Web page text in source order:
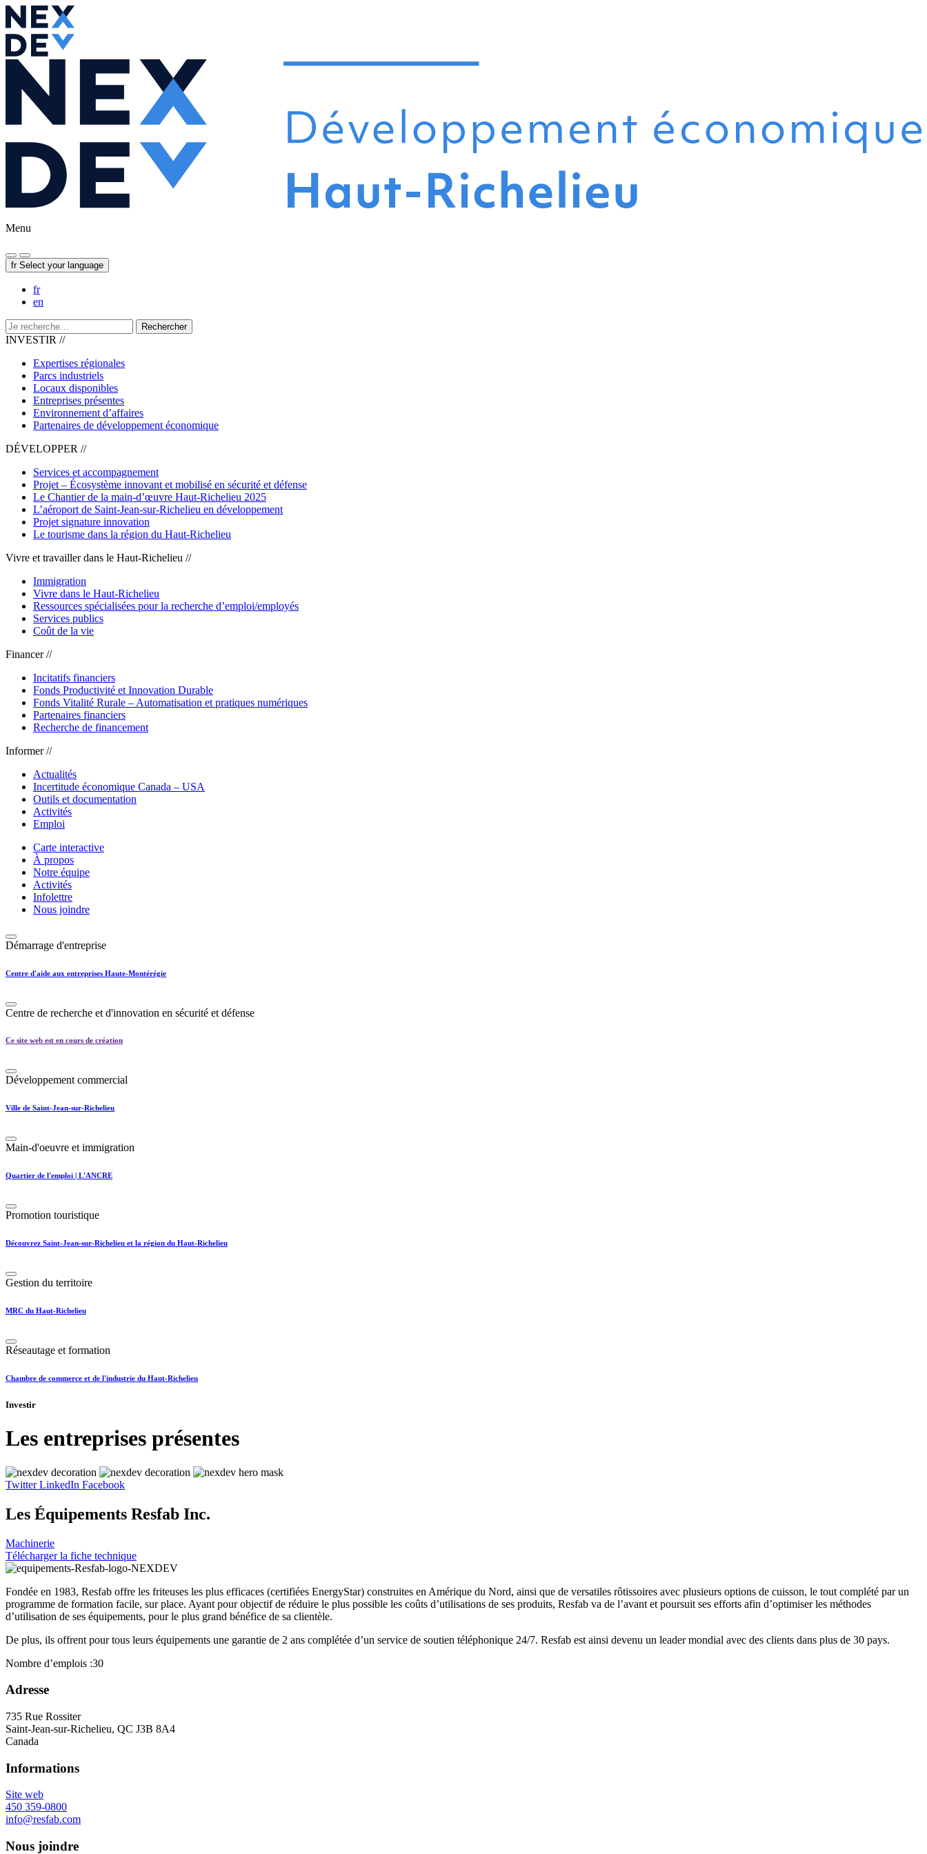
Menu
fr Select your language
fr
en
Rechercher
INVESTIR //
Expertises régionales
Parcs industriels
Locaux disponibles
Entreprises présentes
Environnement d’affaires
Partenaires de développement économique
DÉVELOPPER //
Services et accompagnement
Projet – Écosystème innovant et mobilisé en sécurité et défense
Le Chantier de la main-d’œuvre Haut-Richelieu 2025
L’aéroport de Saint-Jean-sur-Richelieu en développement
Projet signature innovation
Le tourisme dans la région du Haut-Richelieu
Vivre et travailler dans le Haut-Richelieu //
Immigration
Vivre dans le Haut-Richelieu
Ressources spécialisées pour la recherche d’emploi/employés
Services publics
Coût de la vie
Financer //
Incitatifs financiers
Fonds Productivité et Innovation Durable
Fonds Vitalité Rurale – Automatisation et pratiques numériques
Partenaires financiers
Recherche de financement
Informer //
Actualités
Incertitude économique Canada – USA
Outils et documentation
Activités
Emploi
Carte interactive
À propos
Notre équipe
Activités
Infolettre
Nous joindre
Démarrage d'entreprise
Centre d'aide aux entreprises Haute-Montérégie
Centre de recherche et d'innovation en sécurité et défense
Ce site web est en cours de création
Développement commercial
Ville de Saint-Jean-sur-Richelieu
Main-d'oeuvre et immigration
Quartier de l'emploi | L'ANCRE
Promotion touristique
Découvrez Saint-Jean-sur-Richelieu et la région du Haut-Richelieu
Gestion du territoire
MRC du Haut-Richelieu
Réseautage et formation
Chambre de commerce et de l'industrie du Haut-Richelieu
Investir
Les entreprises présentes
Twitter LinkedIn Facebook
Les Équipements Resfab Inc.
Machinerie
Télécharger la fiche technique
Fondée en 1983, Resfab offre les friteuses les plus efficaces (certifiées EnergyStar) construites en Amérique du Nord, ainsi que de versatiles rôtissoires avec plusieurs options de cuisson, le tout complété par un
programme de formation facile, sur place. Ayant pour objectif de réduire le plus possible les coûts d’utilisations de ses produits, Resfab va de l’avant et poursuit ses efforts afin d’optimiser les méthodes
d’utilisation de ses équipements, pour le plus grand bénéfice de sa clientèle.
De plus, ils offrent pour tous leurs équipements une garantie de 2 ans complétée d’un service de soutien téléphonique 24/7. Resfab est ainsi devenu un leader mondial avec des clients dans plus de 30 pays.
Nombre d’emplois :30
Adresse
735 Rue Rossiter
Saint-Jean-sur-Richelieu, QC J3B 8A4
Canada
Informations
Site web
450 359-0800
info@resfab.com
Nous joindre